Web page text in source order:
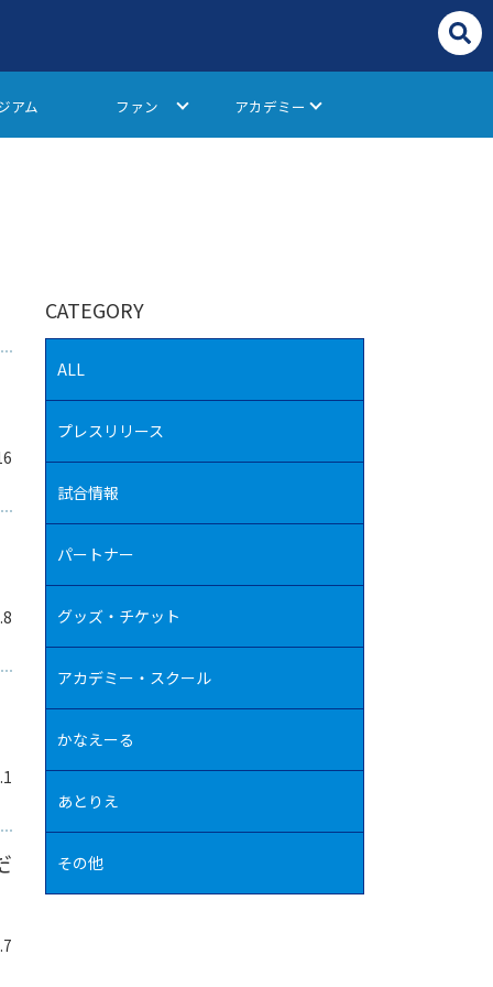
アム ファン アカデミー
CATEGORY
ALL
プレスリリース
試合情報
パートナー
グッズ・チケット
アカデミー・スクール
かなえーる
あとりえ
その他